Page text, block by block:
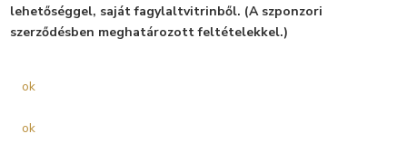
lehetőséggel, saját fagylaltvitrinből. (A szponzori
szerződésben meghatározott feltételekkel.)
ok
ok